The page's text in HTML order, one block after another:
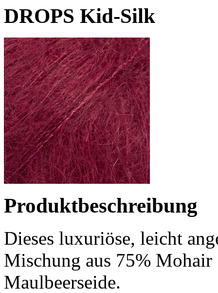
DROPS Kid-Silk
Produktbeschreibung
Dieses luxuriöse, leicht
Mischung aus 75%
Maulbeerseide.